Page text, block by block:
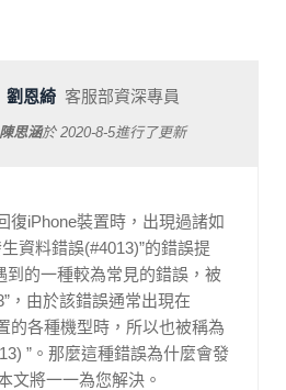
劉恩綺 客服部資深專員
陳思涵於2020-8-5進行了更新
復iPhone裝置時，出現過諸如
資料錯誤(#4013)”的錯誤提
到的一種較為常見的錯誤，被
，由於該錯誤通常出現在
的各種機型時，所以也被稱為
”。那麼這種錯誤為什麼會發
文將一一為您解決。